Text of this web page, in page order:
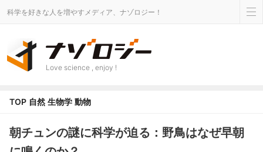
科学を好きな人を増やすメディア、ナゾロジー！
Love science , enjoy !
TOP 自然 生物学 動物
朝チュンの謎に科学が迫る：野鳥はなぜ早朝